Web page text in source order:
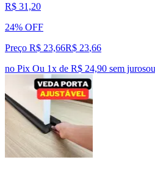
R$ 31,20
24% OFF
Preço R$ 23,66R$ 23,66
no Pix Ou 1x de R$ 24,90 sem jurosou